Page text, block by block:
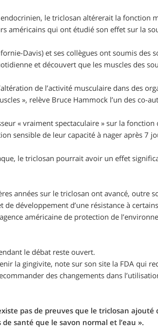
le triclosan altérerait la fonction
américains qui ont étudié son effet sur la
Davis) et ses collègues ont soumis des
et découvert que les muscles des
de l’activité musculaire dans des
», relève Bruce Hammock l’un des co-
« vraiment spectaculaire » sur la
sensible de leur capacité à nager après 7
le triclosan pourrait avoir un effet
années sur le triclosan ont avancé, outre
de développement d’une résistance à
américaine de protection de
le débat reste ouvert.
la gingivite, note sur son site la FDA qui
des changements dans
pas de preuves que le triclosan ajouté
santé que le savon normal et l’eau ».